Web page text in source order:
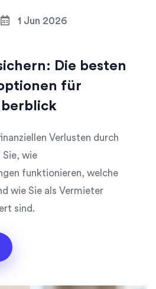
1 Jun 2026
Die besten
für
Verlusten durch
wie
funktionieren, welche
wie Sie als Vermieter
sind.